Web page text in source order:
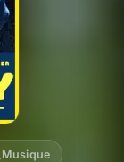
Musique